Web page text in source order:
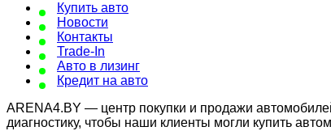
Купить авто
Новости
Контакты
Trade-In
Авто в лизинг
Кредит на авто
ARENA4.BY — центр покупки и продажи
диагностику, чтобы наши клиенты могли купить